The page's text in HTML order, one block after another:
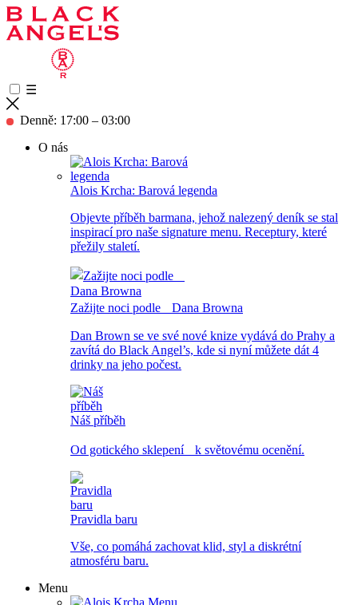
☰
Denně: 17:00 – 03:00
O nás
Alois Krcha: Barová legenda
Objevte příběh barmana, jehož nalezený deník se stal
inspirací pro naše signature menu. Receptury, které
přežily staletí.
Zažijte noci podle Dana Browna
Dan Brown se ve své nové knize vydává do Prahy a
zavítá do Black Angel’s, kde si nyní můžete dát 4
drinky na jeho počest.
Náš příběh
Od gotického sklepení k světovému ocenění.
Pravidla baru
Vše, co pomáhá zachovat klid, styl a diskrétní
atmosféru baru.
Menu